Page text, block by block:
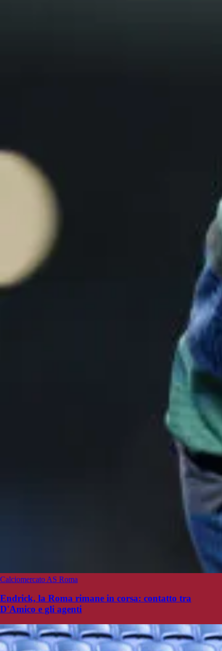
Calciomercato AS Roma
Endrick, la Roma rimane in corsa: contatto tra
D'Amico e gli agenti